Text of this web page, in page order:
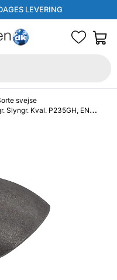
LEVERING
svejse
Slyngr. Kval. P235GH, EN